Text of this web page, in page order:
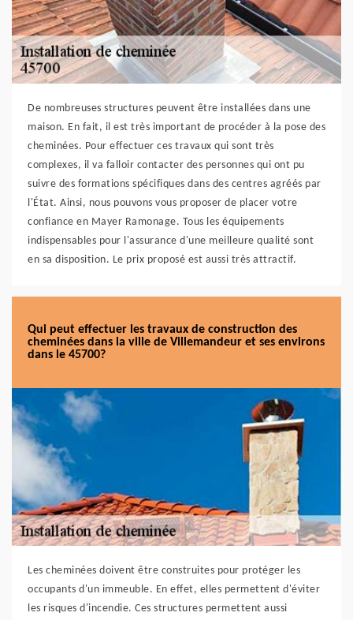
De nombreuses structures peuvent être installées dans une
maison. En fait, il est très important de procéder à la pose des
cheminées. Pour effectuer ces travaux qui sont très
complexes, il va falloir contacter des personnes qui ont pu
suivre des formations spécifiques dans des centres agréés par
l'État. Ainsi, nous pouvons vous proposer de placer votre
confiance en Mayer Ramonage. Tous les équipements
indispensables pour l'assurance d'une meilleure qualité sont
en sa disposition. Le prix proposé est aussi très attractif.
Qui peut effectuer les travaux de construction des
cheminées dans la ville de Villemandeur et ses environs
dans le 45700?
Les cheminées doivent être construites pour protéger les
occupants d'un immeuble. En effet, elles permettent d'éviter
les risques d'incendie. Ces structures permettent aussi